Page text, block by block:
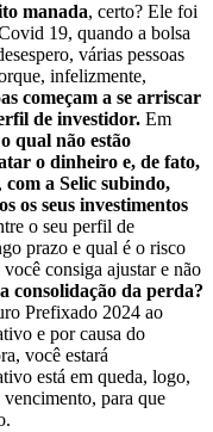
manada, certo? Ele foi
19, quando a bolsa
várias pessoas
infelizmente,
começam a se arriscar
de investidor. Em
qual não estão
o dinheiro e, de fato,
com a Selic subindo,
os seus investimentos
o seu perfil de
prazo e qual é o risco
consiga ajustar e não
consolidação da perda?
Prefixado 2024 ao
e por causa do
você estará
está em queda, logo,
para que